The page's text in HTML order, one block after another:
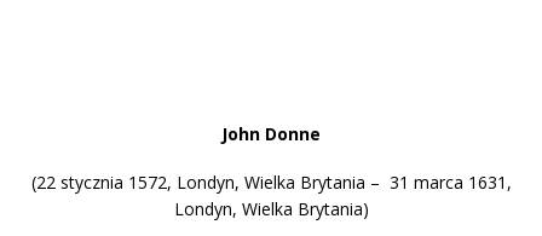
John Donne
(22 stycznia 1572, Londyn, Wielka Brytania – 31 marca 1631,
Londyn, Wielka Brytania)